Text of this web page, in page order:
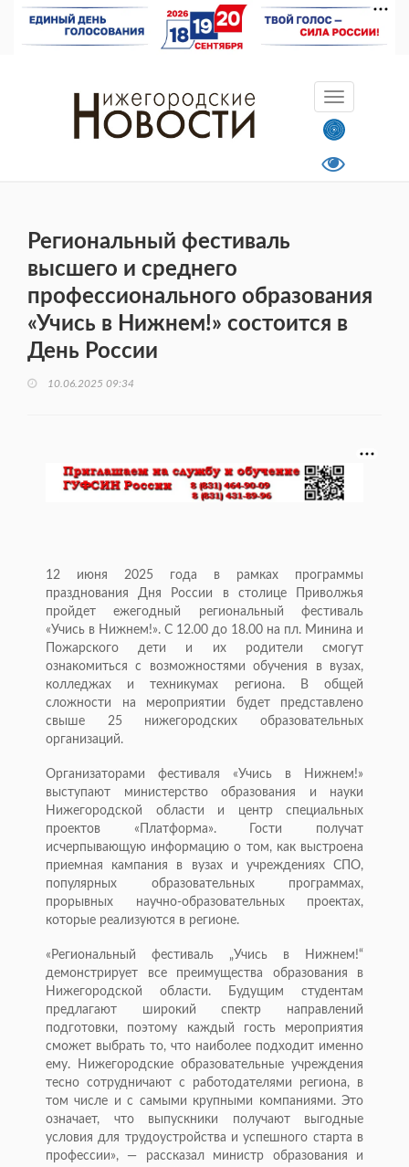
Региональный фестиваль
высшего и среднего
профессионального образования
«Учись в Нижнем!» состоится в
День России
10.06.2025 09:34
12 июня 2025 года в рамках программы
празднования Дня России в столице Приволжья
пройдет ежегодный региональный фестиваль
«Учись в Нижнем!». С 12.00 до 18.00 на пл. Минина и
Пожарского дети и их родители смогут
ознакомиться с возможностями обучения в вузах,
колледжах и техникумах региона. В общей
сложности на мероприятии будет представлено
свыше 25 нижегородских образовательных
организаций.
Организаторами фестиваля «Учись в Нижнем!»
выступают министерство образования и науки
Нижегородской области и центр специальных
проектов «Платформа». Гости получат
исчерпывающую информацию о том, как выстроена
приемная кампания в вузах и учреждениях СПО,
популярных образовательных программах,
прорывных научно-образовательных проектах,
которые реализуются в регионе.
«Региональный фестиваль „Учись в Нижнем!“
демонстрирует все преимущества образования в
Нижегородской области. Будущим студентам
предлагают широкий спектр направлений
подготовки, поэтому каждый гость мероприятия
сможет выбрать то, что наиболее подходит именно
ему. Нижегородские образовательные учреждения
тесно сотрудничают с работодателями региона, в
том числе и с самыми крупными компаниями. Это
означает, что выпускники получают выгодные
условия для трудоустройства и успешного старта в
профессии», — рассказал министр образования и